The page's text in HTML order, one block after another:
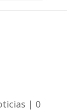
| 0